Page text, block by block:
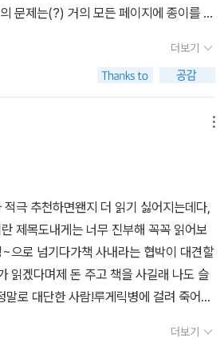
문제는(?) 거의 모든 페이지에 종이를 꽂
10주년 기념을 해야 마땅하단 생각이 다
한 자부심이 드러나는 이 한마디면 충분
시 이런 스승이 안 계십니까?’죽음을 두려
'인생의 의미'에 대한 마지막 수업!교과서
도 오직 1명뿐이었지만,모리교수가 세상
소중한 이야기들이그들의 마지막 논문을
있음을 알고 있으리라.대학시절 푸르른
모습 그리고 지금.자신과 닮은 처지의 제
그가 사랑하는 제자에게 남겨주려는소중
여볼 필요가 있다.모리교수는 다시 대학시
묻는다'마음을 나눌 사람을 찾았나?''지역
?''마음은 평화로운가?''최대한 인간답게
자유롭지 못한것에 부끄러워하지 않고, 화
더보기
극 추천하면왠지 더 읽기 싫어지는데다,
제목도내게는 너무 진부해 꼭꼭 읽어보
으로 넘기다가책 사내라는 협박이 대견할
읽겠다며제 돈 주고 책을 사길래 나도 슬
로 대단한 사람!루게릭병에 걸려 죽어가
더보기